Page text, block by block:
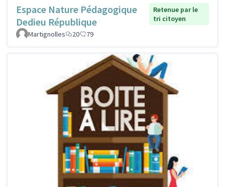
Espace Nature Pédagogique
Dedieu République
Retenue par le
tri citoyen
Martignolles
20 79